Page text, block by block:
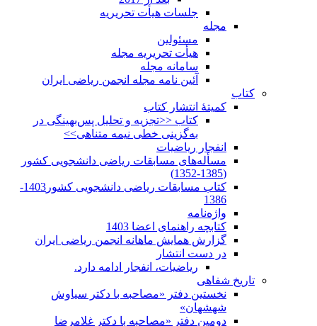
جلسات هیأت تحریریه
مجله
مسئولین
هیأت تحریریه مجله
سامانه مجله
آئین نامه مجله انجمن ریاضی ایران
کتاب
کمیتۀ انتشار کتاب
کتاب <<تجزیه و تحلیل پس‌بهینگی در
به‌گزینی خطی نیمه متناهی>>
انفجار ریاضیات
مسأله‌های مسابقات ریاضی دانشجویی کشور
(1385-1352)
کتاب مسابقات ریاضی دانشجویی کشور1403-
1386
واژه‌نامه
کتابچه راهنمای اعضا 1403
گزارش همایش ماهانه انجمن ریاضی ایران
در دست انتشار
ریاضیات، انفجار ادامه دارد.
تاریخ شفاهی
نخستین دفتر «مصاحبه با دکتر سیاوش
شهشهان»
دومین دفتر «مصاحبه با دکتر غلامرضا